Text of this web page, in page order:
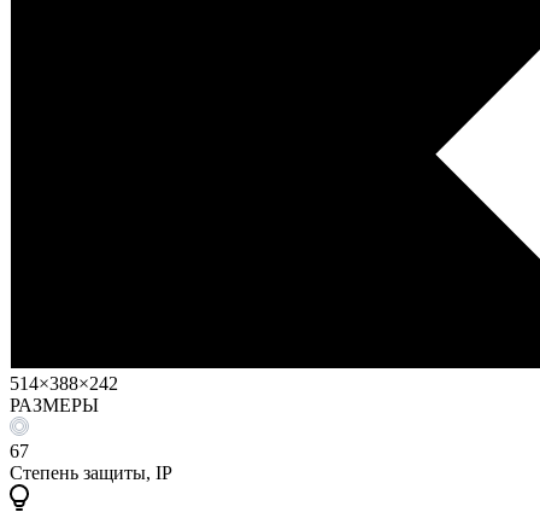
514×388×242
РАЗМЕРЫ
67
Степень защиты, IP